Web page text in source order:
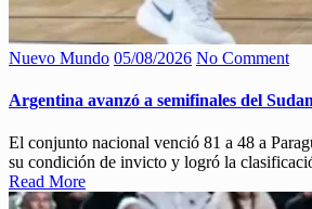
Nuevo Mundo 05/08/2026 No Comment
Argentina avanzó a semifinales del
El conjunto nacional venció 81 a 48 a
su condición de invicto y logró la
Read More